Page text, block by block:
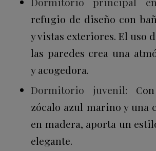
refugio de diseño con
y vistas exteriores. El uso
las paredes crea una
y acogedora.
Dormitorio juvenil:
zócalo azul marino y una
en madera, aporta un
elegante.